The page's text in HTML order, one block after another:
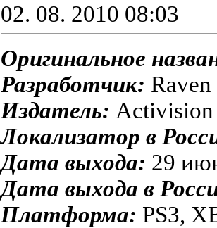
02. 08. 2010 08:03
Оригинальное
Разработчик:
Издатель: Activision
Локализатор в
Дата выхода: 29
Дата выхода в
Платформа: PS3,